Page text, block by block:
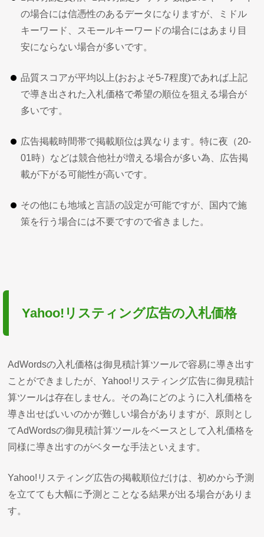
の場合には信憑性のあるデータになりますが、ミドル
キーワード、スモールキーワードの場合にはあまり目
安にならない場合が多いです。
品質スコアが平均以上(おおよそ5-7程度)であれば上記
で導き出された入札価格で希望の順位を狙える場合が
多いです。
広告掲載時間帯で掲載順位は異なります。特に夜（20-
01時）などは競合他社が増える場合が多い為、広告掲
載が下がる可能性が高いです。
その他にも地域と言語の設定が可能ですが、国内で施
策を行う場合には不要ですので省きました。
Yahoo!リスティング広告の入札価格
AdWordsの入札価格は御見積計算ツールで容易に導き出す
ことができましたが、Yahoo!リスティング広告に御見積計
算ツールは存在しません。その為にどのように入札価格を
導き出せばいいのかが難しい場合がありますが、原則とし
てAdWordsの御見積計算ツールをベースとして入札価格を
同様に導き出すのがベターな手法といえます。
Yahoo!リスティング広告の掲載順位だけは、初めから予測
を立てても大幅に予測とことなる結果が出る場合がありま
す。